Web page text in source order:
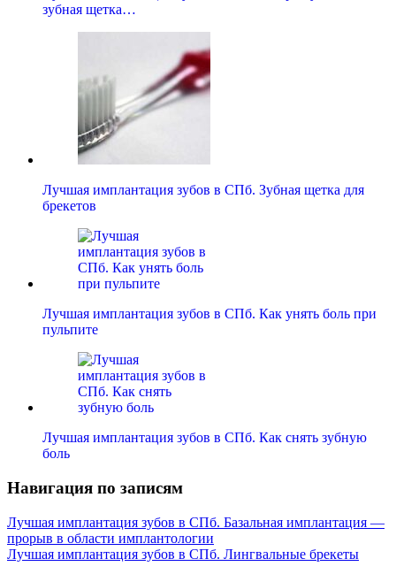
зубная щетка…
Лучшая имплантация зубов в СПб. Зубная щетка для
брекетов
Лучшая имплантация зубов в СПб. Как унять боль при
пульпите
Лучшая имплантация зубов в СПб. Как снять зубную
боль
Навигация по записям
Лучшая имплантация зубов в СПб. Базальная имплантация —
прорыв в области имплантологии
Лучшая имплантация зубов в СПб. Лингвальные брекеты